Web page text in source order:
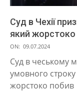
Суд в Чехії
який жорстоко
2024-
07-
09
ON: 09.07.2024
Суд в чеському
умовного
жорстоко побив